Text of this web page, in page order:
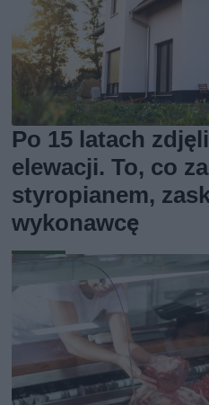
Po 15 latach
elewacji. To, co
styropianem,
wykonawcę